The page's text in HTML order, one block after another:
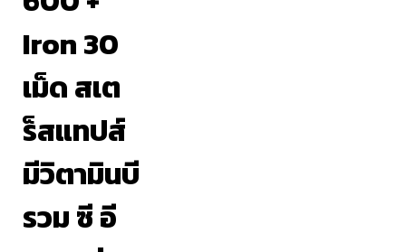
Iron 30
เม็ด สเต
ร็สแทปส์
มีวิตามินบี
รวม ซี อี